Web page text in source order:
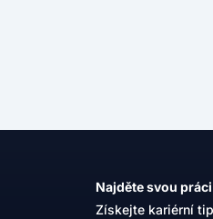
Najděte svou
Získejte kariérní